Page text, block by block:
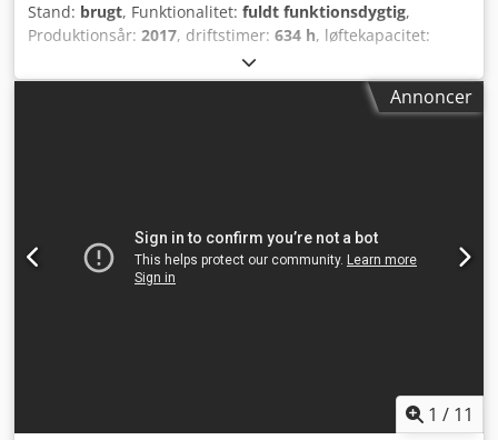
Stand: brugt, Funktionalitet: fuldt funktionsdygtig,
Produktionsår: 2017, driftstimer: 634 h, løftekapacitet:
3.150 mm
brændstoftype:elektrisk, mastetype:simplex,
, Elektrisk 3-
ventil, halvkabine,
Annoncer
1 / 11